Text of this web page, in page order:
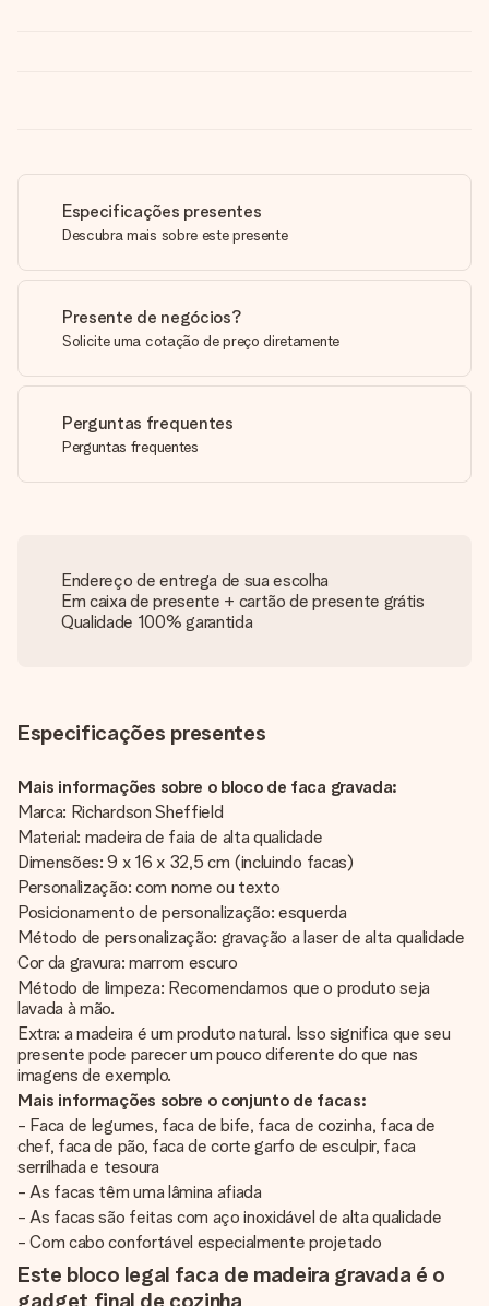
Especificações presentes
Descubra mais sobre este presente
Presente de negócios?
Solicite uma cotação de preço diretamente
Perguntas frequentes
Perguntas frequentes
Endereço de entrega de sua escolha
Em caixa de presente + cartão de presente grátis
Qualidade 100% garantida
Especificações presentes
Mais informações sobre o bloco de faca gravada:
Marca: Richardson Sheffield
Material: madeira de faia de alta qualidade
Dimensões: 9 x 16 x 32,5 cm (incluindo facas)
Personalização: com nome ou texto
Posicionamento de personalização: esquerda
Método de personalização: gravação a laser de alta qualidade
Cor da gravura: marrom escuro
Método de limpeza: Recomendamos que o produto seja
lavada à mão.
Extra: a madeira é um produto natural. Isso significa que seu
presente pode parecer um pouco diferente do que nas
imagens de exemplo.
Mais informações sobre o conjunto de facas:
- Faca de legumes, faca de bife, faca de cozinha, faca de
chef, faca de pão, faca de corte garfo de esculpir, faca
serrilhada e tesoura
- As facas têm uma lâmina afiada
- As facas são feitas com aço inoxidável de alta qualidade
- Com cabo confortável especialmente projetado
Este bloco legal faca de madeira gravada é o
gadget final de cozinha